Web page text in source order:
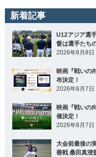
新着記事
U12アジア選
督は選手たち
2026年8月8日
映画『戦いの
布決定！
2026年8月7日
映画『戦いの
催決定！
2026年8月7日
大会前最後の
善戦 桑田真澄